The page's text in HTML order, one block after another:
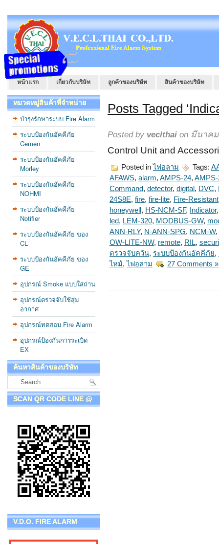
หน้าแรก เกี่ยวกับบริษัท ลูกค้าของบริษัท สินค้าของบริษัท
หมวดหมู่สินค้าที่จำหน่าย
บำรุงรักษาระบบ Fire Alarm
ระบบป้องกันอัคคีภัย
Cemen
ระบบป้องกันอัคคีภัย
Morley
ระบบป้องกันอัคคีภัย
NOHMI
ระบบป้องกันอัคคีภัย
Notifier
ระบบป้องกันอัคคีภัย ของ
CL
ระบบป้องกันอัคคีภัย ของ
GE
อุปกรณ์ Smoke แบบใส่ถ่าน
อุปกรณ์ตรวจจับใช้สุ่ม
อากาศ
อุปกรณ์ทดสอบ Fire Alarm
อุปกรณ์ป้องกันการระเบิด
EX
ค้นหาสินค้าของบริษัท
SCAN QR CODE LINE @
V.D.O. FIRE ALARM
Posts Tagged
Posted by veclthai on มีนาคม
Control Unit and
Posted in ไฟอลาม Tags:
AFAWS, alarm, AMPS-24,
Command, detector, digital , DVC,
24S8E, fire, fire-lite, Fire-Resistant
honeywell , HS-NCM-SF, Indicator
led, LEM-320, MODBUS-GW,
ANN-RLY, N-ANN-SPG, NCM-W,
OW-LITE-NW, remote, RIL,
ตรวจจับควัน, ระบบป้องกันอัคคีภัย,
ไหม้, ไฟอลาม 27 Comments »